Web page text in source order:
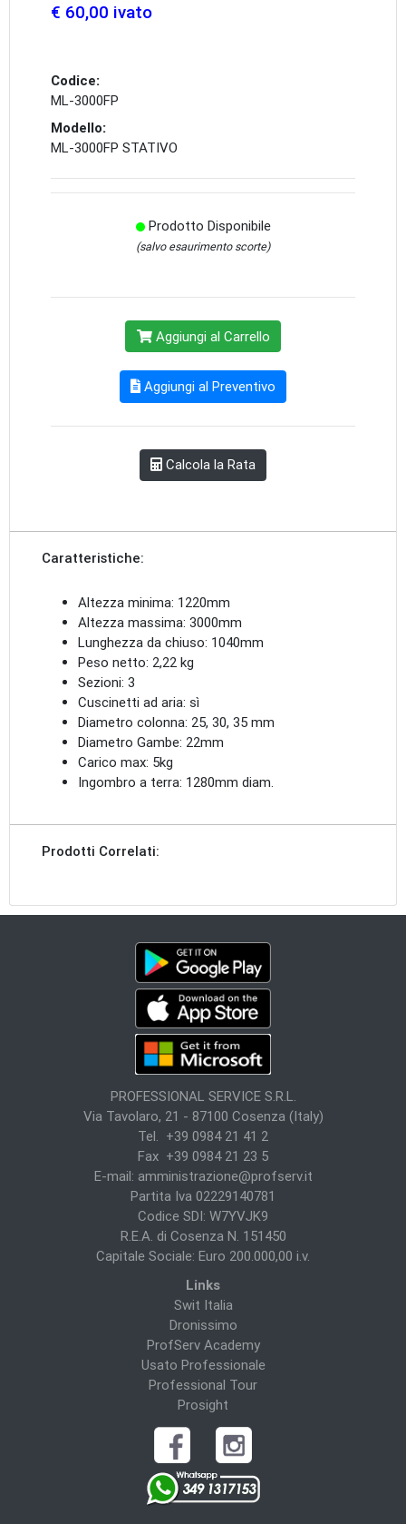
€ 60,00 ivato
Codice:
ML-3000FP
Modello:
ML-3000FP STATIVO
Prodotto Disponibile
(salvo esaurimento scorte)
Aggiungi al Carrello
Aggiungi al Preventivo
Calcola la Rata
Caratteristiche:
Altezza minima: 1220mm
Altezza massima: 3000mm
Lunghezza da chiuso: 1040mm
Peso netto: 2,22 kg
Sezioni: 3
Cuscinetti ad aria: sì
Diametro colonna: 25, 30, 35 mm
Diametro Gambe: 22mm
Carico max: 5kg
Ingombro a terra: 1280mm diam.
Prodotti Correlati:
PROFESSIONAL SERVICE S.R.L.
Via Tavolaro, 21 - 87100 Cosenza (Italy)
Tel. +39 0984 21 41 2
Fax +39 0984 21 23 5
E-mail: amministrazione@profserv.it
Partita Iva 02229140781
Codice SDI: W7YVJK9
R.E.A. di Cosenza N. 151450
Capitale Sociale: Euro 200.000,00 i.v.
Links
Swit Italia
Dronissimo
ProfServ Academy
Usato Professionale
Professional Tour
Prosight